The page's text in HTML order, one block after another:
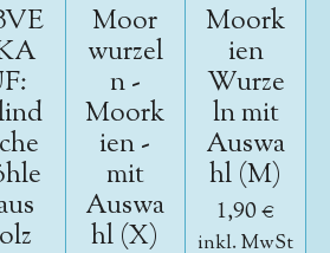
Moor
wurzel
n -
Moork
ien -
mit
Auswa
hl (X)
Moork
ien
Wurze
ln mit
Auswa
hl (M)
1,90 €
inkl. MwSt